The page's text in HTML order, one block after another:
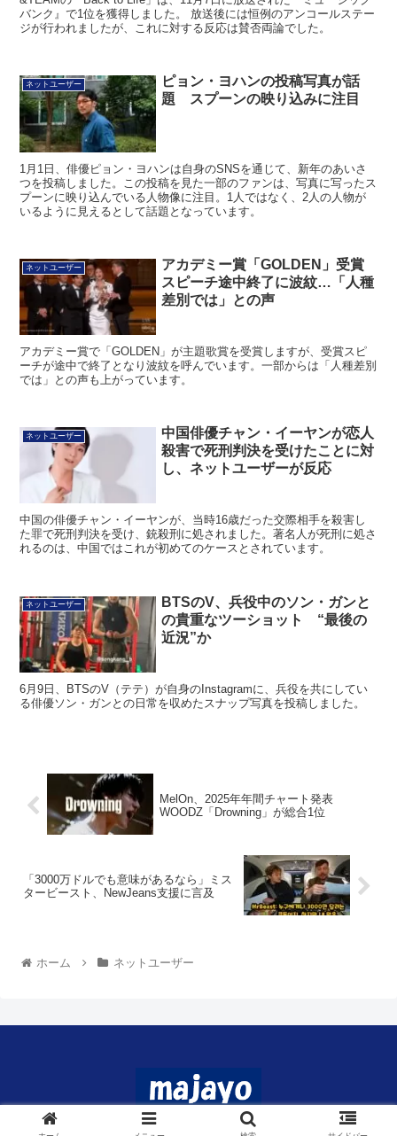
バンク』で1位を獲得しました。 放送後には恒例のアンコールステー
ジが行われましたが、これに対する反応は賛否両論でした。
ネットユーザー
ピョン・ヨハンの投稿写真が話
題 スプーンの映り込みに注目
つを投稿しました。この投稿を見た一部のファンは、写真に写ったス
プーンに映り込んでいる人物像に注目。1人ではなく、2人の人物が
いるように見えるとして話題となっています。
ネットユーザー
アカデミー賞「GOLDEN」受賞
スピーチ途中終了に波紋…「人種
差別では」との声
アカデミー賞で「GOLDEN」が主題歌賞を受賞しますが、受賞スピ
ーチが途中で終了となり波紋を呼んでいます。一部からは「人種差別
では」との声も上がっています。
ネットユーザー
中国俳優チャン・イーヤンが恋人
殺害で死刑判決を受けたことに対
し、ネットユーザーが反応
中国の俳優チャン・イーヤンが、当時16歳だった交際相手を殺害し
た罪で死刑判決を受け、銃殺刑に処されました。著名人が死刑に処さ
れるのは、中国ではこれが初めてのケースとされています。
ネットユーザー
BTSのV、兵役中のソン・ガンと
の貴重なツーショット “最後の
近況”か
る俳優ソン・ガンとの日常を収めたスナップ写真を投稿しました。
MelOn、2025年年間チャート発表
WOODZ「Drowning」が総合1位
「3000万ドルでも意味があるなら」ミス
タービースト、NewJeans支援に言及
© 2024 マジャヨ.